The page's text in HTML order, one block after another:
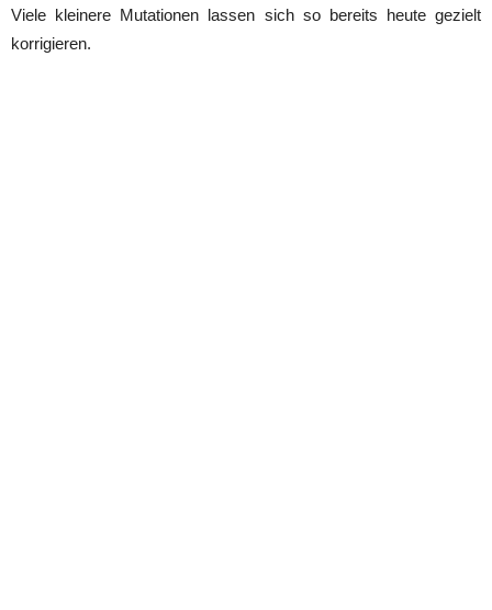
Viele kleinere Mutationen lassen sich so bereits heute gezielt
korrigieren.